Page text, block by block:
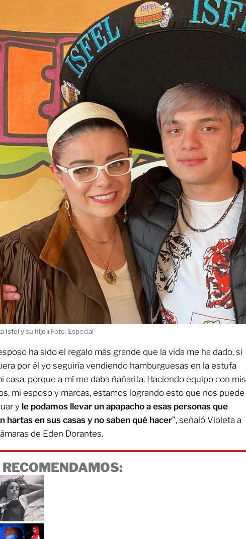
Isfel y su hijoı Foto: Especial
ha sido el regalo más grande que la vida me ha dado, si
por él yo seguiría vendiendo hamburguesas en la estufa
casa, porque a mí me daba ñañarita. Haciendo equipo con mis
mi esposo y marcas, estamos logrando esto que nos puede
y le podamos llevar un apapacho a esas personas que
hartas en sus casas y no saben qué hacer”, señaló Violeta a
de Eden Dorantes.